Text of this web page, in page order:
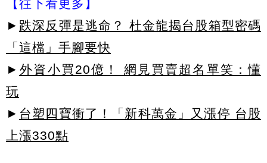
【往下看更多】
► 跌深反彈是逃命？ 杜金龍揭台股箱型密碼
「這檔」手腳要快
► 外資小買20億！ 網見買賣超名單笑：懂
玩
► 台塑四寶衝了！「新科萬金」又漲停 台股
上漲330點